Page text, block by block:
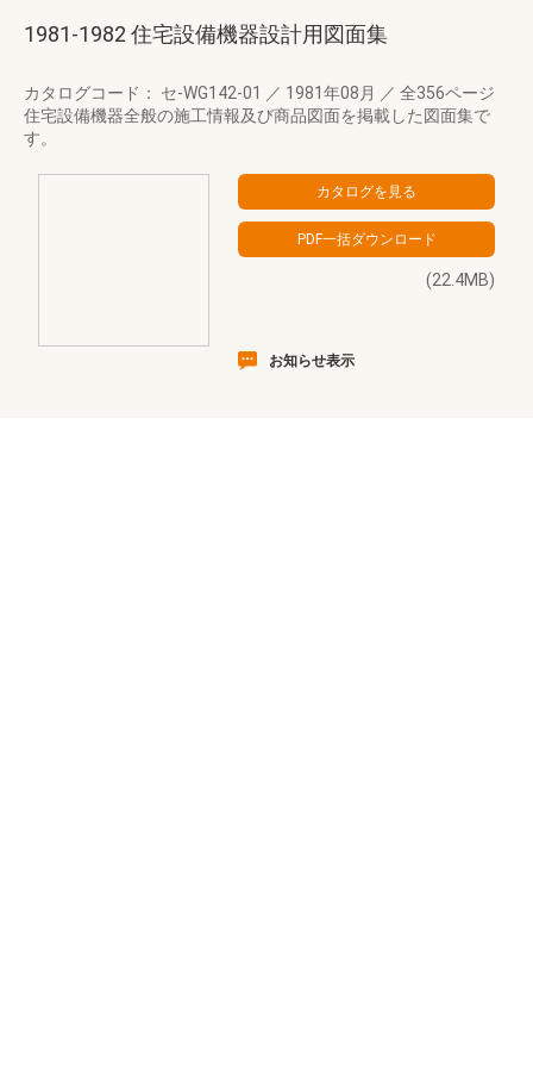
1981-1982 住宅設備機器設計用図面集
カタログコード： セ-WG142-01 ／ 1981年08月 ／ 全356ページ
住宅設備機器全般の施工情報及び商品図面を掲載した図面集で
す。
(22.4MB)
お知らせ表示